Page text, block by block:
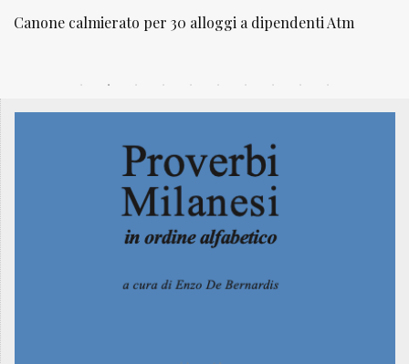
NATUROPATIA IN BREVE 20/01